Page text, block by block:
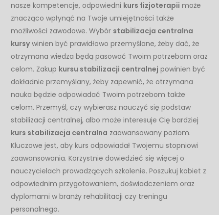
nasze kompetencje, odpowiedni kurs fizjoterapii może
znacząco wpłynąć na Twoje umiejętności także
możliwości zawodowe. Wybór stabilizacja centralna
kursy winien być prawidłowo przemyślane, żeby dać, że
otrzymana wiedza będą pasować Twoim potrzebom oraz
celom. Zakup kursu stabilizacji centralnej powinien być
dokładnie przemyślany, żeby zapewnić, że otrzymana
nauka będzie odpowiadać Twoim potrzebom także
celom. Przemyśl, czy wybierasz nauczyć się podstaw
stabilizacji centralnej, albo może interesuje Cię bardziej
kurs stabilizacja centralna zaawansowany poziom.
Kluczowe jest, aby kurs odpowiadał Twojemu stopniowi
zaawansowania. Korzystnie dowiedzieć się więcej o
nauczycielach prowadzących szkolenie. Poszukuj kobiet z
odpowiednim przygotowaniem, doświadczeniem oraz
dyplomami w branży rehabilitacji czy treningu
personalnego.